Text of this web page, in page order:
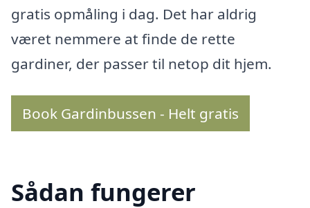
gratis opmåling i dag. Det har aldrig
været nemmere at finde de rette
gardiner, der passer til netop dit hjem.
Book Gardinbussen - Helt gratis
Sådan fungerer